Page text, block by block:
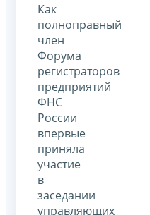
Как
полноправный
член
Форума
регистраторов
предприятий
ФНС
России
впервые
приняла
участие
в
заседании
управляющих